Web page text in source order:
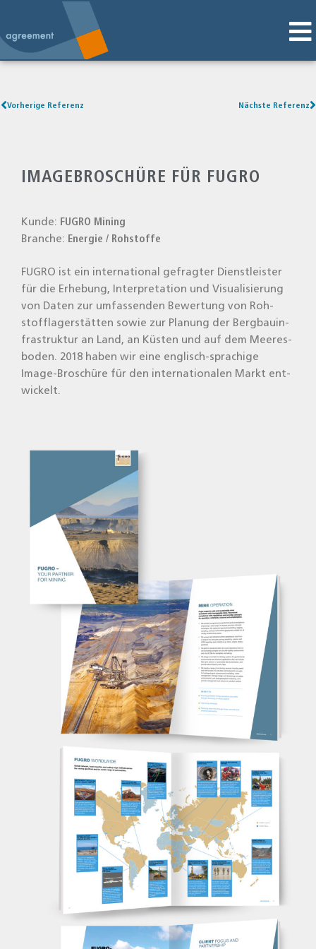
Nächste Referenz
Vorherige Referenz
IMAGEBROSCHÜRE FÜR FUGRO
Kun­de: FUGRO Mining
Bran­che: Ener­gie / Roh­stof­fe
FUGRO ist ein inter­na­tio­nal gefrag­ter Dienst­leis­ter
für die Erhe­bung, Inter­pre­ta­ti­on und Visua­li­sie­rung
von Daten zur umfas­sen­den Bewer­tung von Roh­
stoff­la­ger­stät­ten sowie zur Pla­nung der Berg­bau­in­
fra­struk­tur an Land, an Küs­ten und auf dem Mee­res­
bo­den. 2018 haben wir eine eng­lisch-spra­chi­ge
Image-Bro­schü­re für den inter­na­tio­na­len Markt ent­
wi­ckelt.